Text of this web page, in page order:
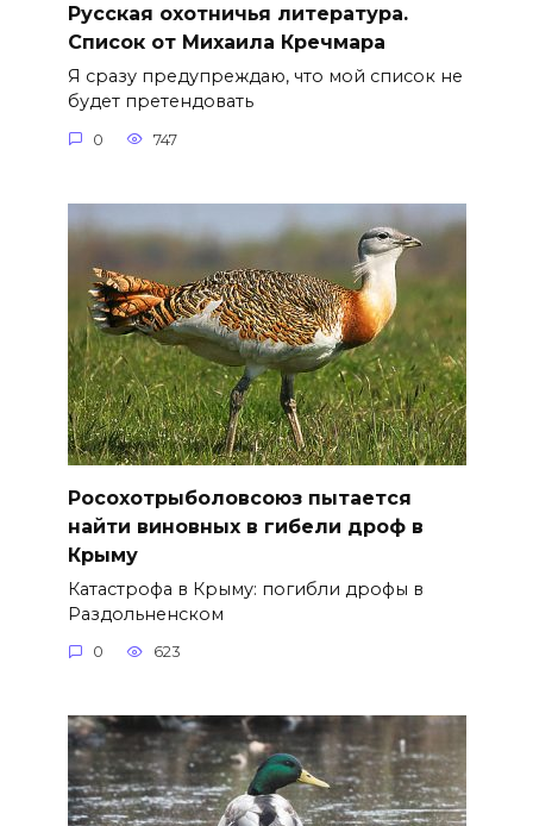
Русская охотничья литература.
Список от Михаила Кречмара
Я сразу предупреждаю, что мой список не
будет претендовать
0 747
Росохотрыболовсоюз пытается
найти виновных в гибели дроф в
Крыму
Катастрофа в Крыму: погибли дрофы в
Раздольненском
0 623